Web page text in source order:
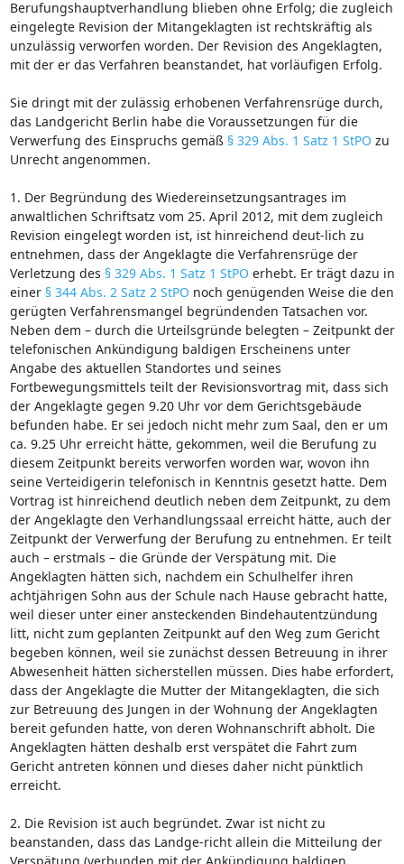
Berufungshauptverhandlung blieben ohne Erfolg; die zugleich
eingelegte Revision der Mitangeklagten ist rechtskräftig als
unzulässig verworfen worden. Der Revision des Angeklagten,
mit der er das Verfahren beanstandet, hat vorläufigen Erfolg.
Sie dringt mit der zulässig erhobenen Verfahrensrüge durch,
das Landgericht Berlin habe die Voraussetzungen für die
Verwerfung des Einspruchs gemäß § 329 Abs. 1 Satz 1 StPO zu
Unrecht angenommen.
1. Der Begründung des Wiedereinsetzungsantrages im
anwaltlichen Schriftsatz vom 25. April 2012, mit dem zugleich
Revision eingelegt worden ist, ist hinreichend deut-lich zu
entnehmen, dass der Angeklagte die Verfahrensrüge der
Verletzung des § 329 Abs. 1 Satz 1 StPO erhebt. Er trägt dazu in
einer § 344 Abs. 2 Satz 2 StPO noch genügenden Weise die den
gerügten Verfahrensmangel begründenden Tatsachen vor.
Neben dem – durch die Urteilsgründe belegten – Zeitpunkt der
telefonischen Ankündigung baldigen Erscheinens unter
Angabe des aktuellen Standortes und seines
Fortbewegungsmittels teilt der Revisionsvortrag mit, dass sich
der Angeklagte gegen 9.20 Uhr vor dem Gerichtsgebäude
befunden habe. Er sei jedoch nicht mehr zum Saal, den er um
ca. 9.25 Uhr erreicht hätte, gekommen, weil die Berufung zu
diesem Zeitpunkt bereits verworfen worden war, wovon ihn
seine Verteidigerin telefonisch in Kenntnis gesetzt hatte. Dem
Vortrag ist hinreichend deutlich neben dem Zeitpunkt, zu dem
der Angeklagte den Verhandlungssaal erreicht hätte, auch der
Zeitpunkt der Verwerfung der Berufung zu entnehmen. Er teilt
auch – erstmals – die Gründe der Verspätung mit. Die
Angeklagten hätten sich, nachdem ein Schulhelfer ihren
achtjährigen Sohn aus der Schule nach Hause gebracht hatte,
weil dieser unter einer ansteckenden Bindehautentzündung
litt, nicht zum geplanten Zeitpunkt auf den Weg zum Gericht
begeben können, weil sie zunächst dessen Betreuung in ihrer
Abwesenheit hätten sicherstellen müssen. Dies habe erfordert,
dass der Angeklagte die Mutter der Mitangeklagten, die sich
zur Betreuung des Jungen in der Wohnung der Angeklagten
bereit gefunden hatte, von deren Wohnanschrift abholt. Die
Angeklagten hätten deshalb erst verspätet die Fahrt zum
Gericht antreten können und dieses daher nicht pünktlich
erreicht.
2. Die Revision ist auch begründet. Zwar ist nicht zu
beanstanden, dass das Landge-richt allein die Mitteilung der
Verspätung (verbunden mit der Ankündigung baldigen